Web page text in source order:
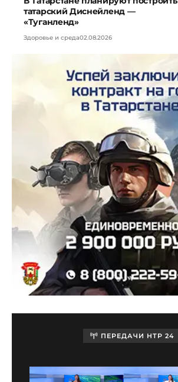
татарский Диснейленд —
«Туганленд»
Здоровье и среда02.08.2026
ПЕРЕДАЧИ НТР 24